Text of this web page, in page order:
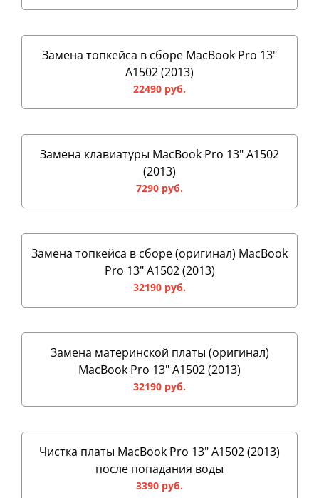
Замена топкейса в сборе MacBook Pro 13"
A1502 (2013)
22490 руб.
Замена клавиатуры MacBook Pro 13" A1502
(2013)
7290 руб.
Замена топкейса в сборе (оригинал) MacBook
Pro 13" A1502 (2013)
32190 руб.
Замена материнской платы (оригинал)
MacBook Pro 13" A1502 (2013)
32190 руб.
Чистка платы MacBook Pro 13" A1502 (2013)
после попадания воды
3390 руб.